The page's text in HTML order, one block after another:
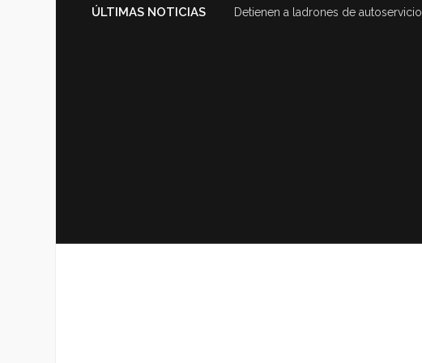
ÚLTIMAS NOTICIAS Detienen a ladrones de autoservicio